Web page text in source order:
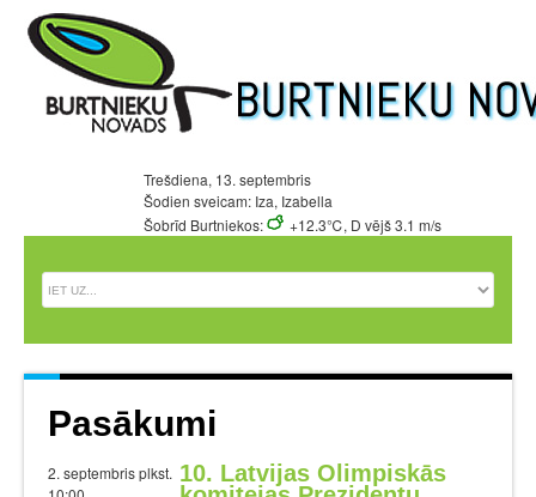
Trešdiena, 13. septembris
Šodien sveicam: Iza, Izabella
Šobrīd Burtniekos:
+12.3℃, D vējš 3.1 m/s
Pasākumi
2. septembris plkst. 10. Latvijas Olimpiskās